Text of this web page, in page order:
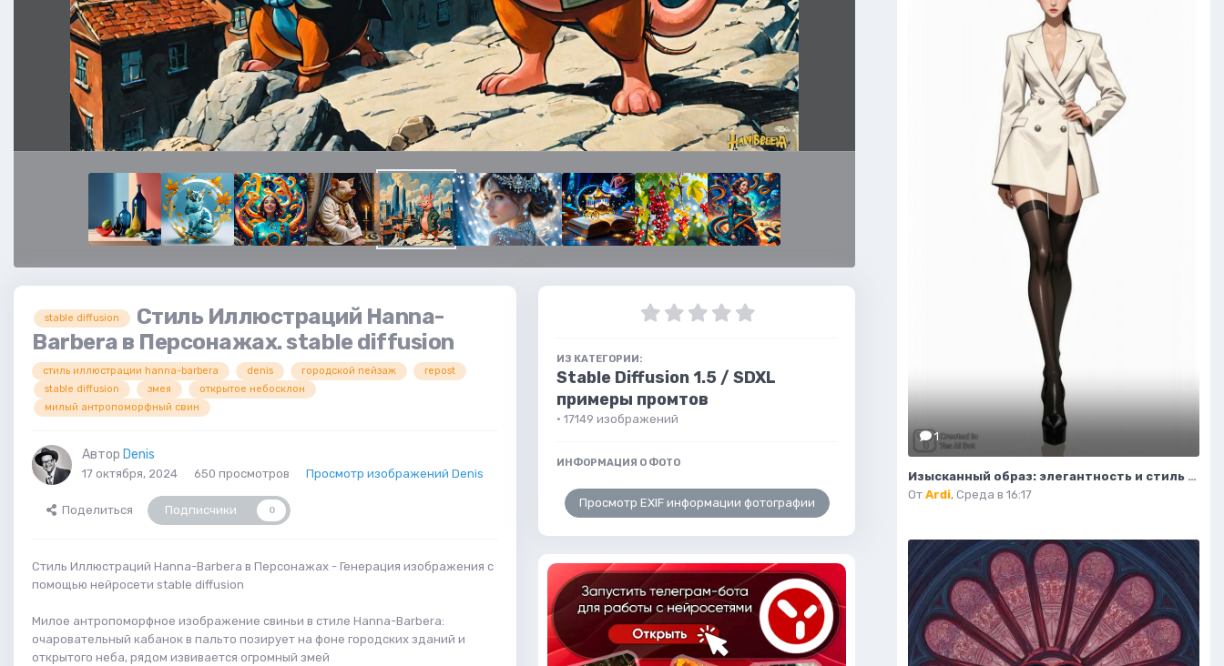
stable diffusion
Стиль Иллюстраций Hanna-
Barbera в Персонажах. stable diffusion
стиль иллюстрации hanna-barbera denis городской пейзаж
repost
stable diffusion
змея
открытое небосклон
милый антропоморфный свин
Автор Denis
17 октября, 2024 650 просмотров Просмотр изображений Denis
Поделиться Подписчики 0
Стиль Иллюстраций Hanna-Barbera в Персонажах - Генерация изображения с
помощью нейросети stable diffusion
Милое антропоморфное изображение свиньи в стиле Hanna-Barbera:
очаровательный кабанок в пальто позирует на фоне городских зданий и
открытого неба, рядом извивается огромный змей
ИЗ КАТЕГОРИИ:
Stable Diffusion 1.5 / SDXL
примеры промтов
· 17149 изображений
ИНФОРМАЦИЯ О ФОТО
Просмотр EXIF информации фотографии
1
Изысканный образ: элегантность и стиль в современной иллюстрации моды. Нейросеть Flux.1
От Ardi, Среда в 16:17